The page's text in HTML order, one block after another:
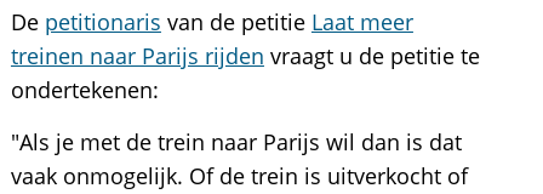
De petitionaris van de petitie Laat meer
treinen naar Parijs rijden vraagt u de petitie te
ondertekenen:
"Als je met de trein naar Parijs wil dan is dat
vaak onmogelijk. Of de trein is uitverkocht of